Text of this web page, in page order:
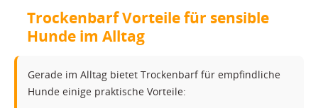
Trockenbarf Vorteile für sensible
Hunde im Alltag
Gerade im Alltag bietet Trockenbarf für empfindliche
Hunde einige praktische Vorteile: